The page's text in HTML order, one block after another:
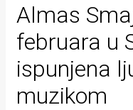
Književnost
Muzika
Film
Intervju
Almas
februara u
ispunjena
muzikom